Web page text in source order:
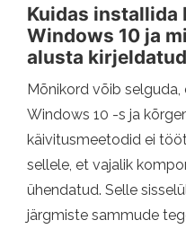
Kuidas installida
Windows 10 ja
alusta
Mõnikord võib selguda,
Windows 10 -s ja
käivitusmeetodid ei
sellele, et vajalik
ühendatud. Selle
järgmiste sammude